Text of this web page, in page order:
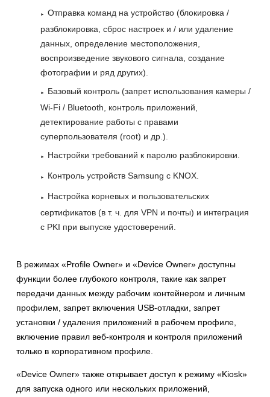
Отправка команд на устройство (блокировка /
разблокировка, сброс настроек и / или удаление
данных, определение местоположения,
воспроизведение звукового сигнала, создание
фотографии и ряд других).
Базовый контроль (запрет использования камеры /
Wi-Fi / Bluetooth, контроль приложений,
детектирование работы с правами
суперпользователя (root) и др.).
Настройки требований к паролю разблокировки.
Контроль устройств Samsung с KNOX.
Настройка корневых и пользовательских
сертификатов (в т. ч. для VPN и почты) и интеграция
с PKI при выпуске удостоверений.
В режимах «Profile Owner» и «Device Owner» доступны
функции более глубокого контроля, такие как запрет
передачи данных между рабочим контейнером и личным
профилем, запрет включения USB-отладки, запрет
установки / удаления приложений в рабочем профиле,
включение правил веб-контроля и контроля приложений
только в корпоративном профиле.
«Device Owner» также открывает доступ к режиму «Kiosk»
для запуска одного или нескольких приложений,